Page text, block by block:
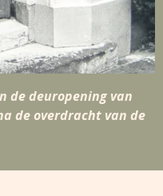
de deuropening van
de overdracht van de